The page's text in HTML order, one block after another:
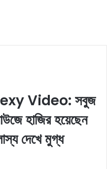
Video: সবুজ
হাজির হয়েছেন
দেখে মুগ্ধ